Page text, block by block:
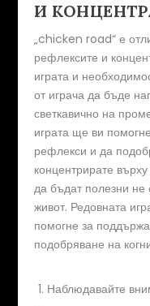
И
„chicken road“ е
рефлексите и
играта и
от играча да бъде
светкавично на
играта ще ви
рефлекси и да
концентрирате
да бъдат полезни не
живот. Редовната
помогне за
подобряване на
Наблюдавайте